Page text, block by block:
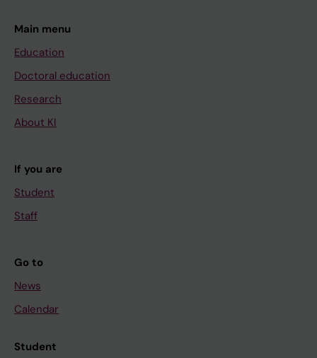
Main menu
Education
Doctoral education
Research
About KI
If you are
Student
Staff
Go to
News
Calendar
Student